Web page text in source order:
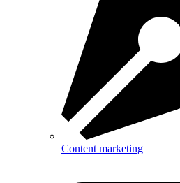
Content marketing